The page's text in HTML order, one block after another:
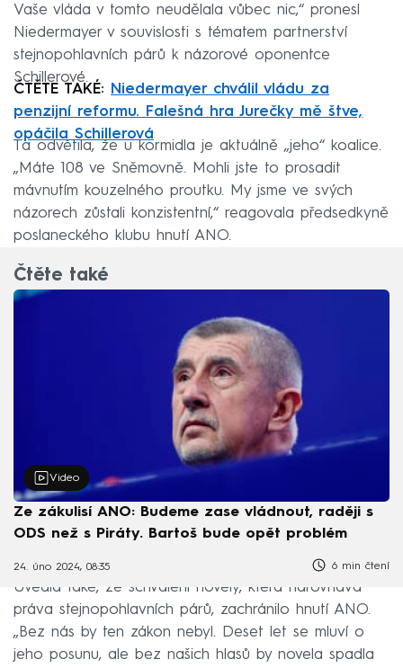
Vaše vláda v tomto neudělala vůbec nic,“ pronesl
Niedermayer v souvislosti s tématem partnerství
stejnopohlavních párů k názorové oponentce
Schillerové.
ČTĚTE TAKÉ:
Niedermayer chválil vládu za
penzijní reformu. Falešná hra Jurečky mě štve,
opáčila Schillerová
Ta odvětila, že u kormidla je aktuálně „jeho“ koalice.
„Máte 108 ve Sněmovně. Mohli jste to prosadit
mávnutím kouzelného proutku. My jsme ve svých
názorech zůstali konzistentní,“ reagovala předsedkyně
poslaneckého klubu hnutí ANO.
Čtěte také
Video
Ze zákulisí ANO: Budeme zase vládnout, raději s
ODS než s Piráty. Bartoš bude opět problém
24. úno 2024, 08:35 6 min čtení
Uvedla také, že schválení novely, která narovnává
práva stejnopohlavních párů, zachránilo hnutí ANO.
„Bez nás by ten zákon nebyl. Deset let se mluví o
jeho posunu, ale bez našich hlasů by novela spadla